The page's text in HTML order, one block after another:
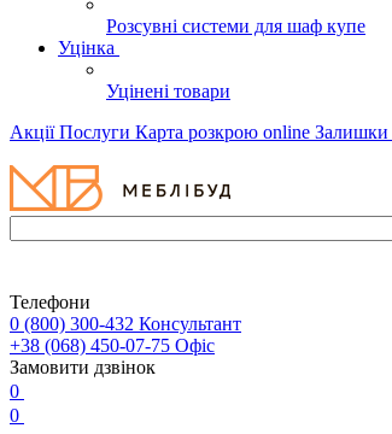
Розсувні системи для шаф купе
Уцінка
Уцінені товари
Акції Послуги Карта розкрою online Залишки
Телефони
0 (800) 300-432 Консультант
+38 (068) 450-07-75 Офіс
Замовити дзвінок
0
0